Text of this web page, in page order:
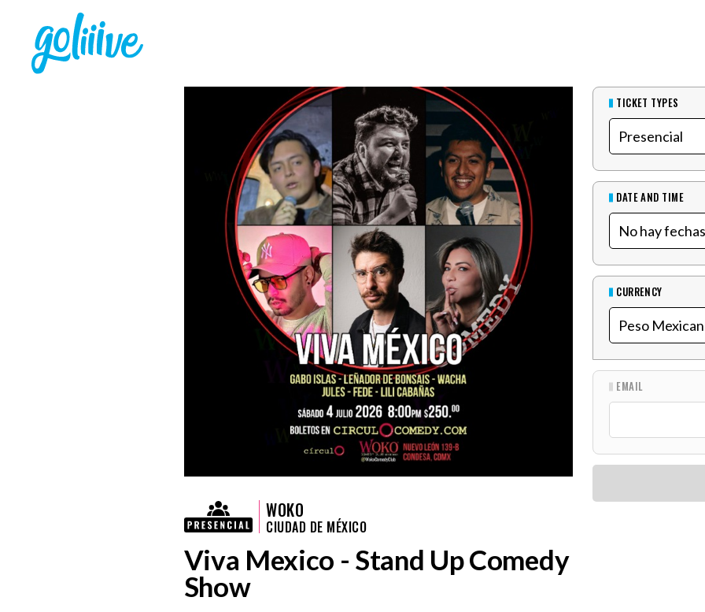
WOKO
CIUDAD DE MÉXICO
Viva Mexico - Stand Up Comedy
Show
TICKET TYPES
DATE AND TIME
CURRENCY
EMAIL